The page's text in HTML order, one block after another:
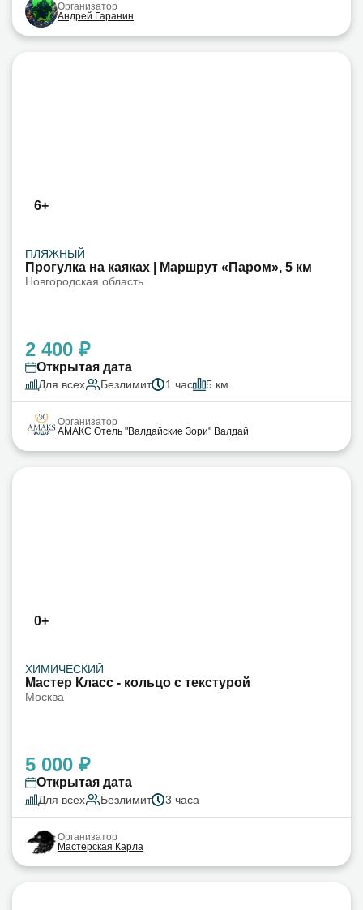
Организатор
Андрей Гаранин
6+
ПЛЯЖНЫЙ
Прогулка на каяках | Маршрут «Паром», 5 км
Новгородская область
2 400 ₽
Открытая дата
Для всех Безлимит 1 час 5 км.
Организатор
АМАКС Отель "Валдайские Зори" Валдай
0+
ХИМИЧЕСКИЙ
Мастер Класс - кольцо с текстурой
Москва
5 000 ₽
Открытая дата
Для всех Безлимит 3 часа
Организатор
Мастерская Карла